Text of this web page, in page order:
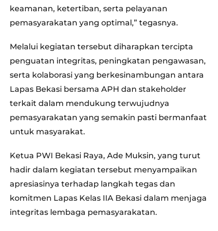
keamanan, ketertiban, serta pelayanan
pemasyarakatan yang optimal,” tegasnya.
Melalui kegiatan tersebut diharapkan tercipta
penguatan integritas, peningkatan pengawasan,
serta kolaborasi yang berkesinambungan antara
Lapas Bekasi bersama APH dan stakeholder
terkait dalam mendukung terwujudnya
pemasyarakatan yang semakin pasti bermanfaat
untuk masyarakat.
Ketua PWI Bekasi Raya, Ade Muksin, yang turut
hadir dalam kegiatan tersebut menyampaikan
apresiasinya terhadap langkah tegas dan
komitmen Lapas Kelas IIA Bekasi dalam menjaga
integritas lembaga pemasyarakatan.